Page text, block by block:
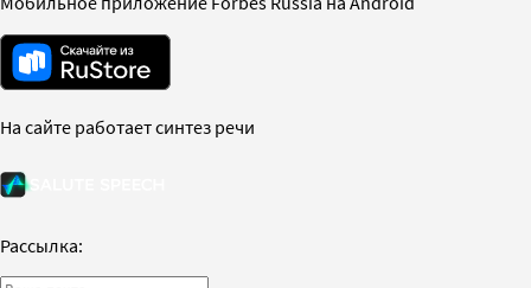
На сайте работает синтез речи
Рассылка: